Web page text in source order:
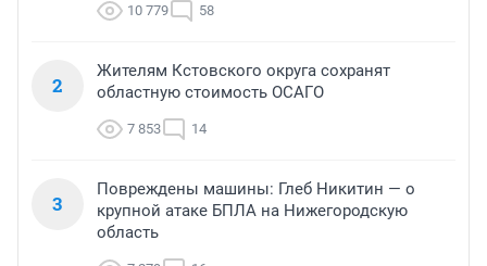
10 779 58
2
Жителям Кстовского округа сохранят
областную стоимость ОСАГО
7 853 14
3
Повреждены машины: Глеб Никитин — о
крупной атаке БПЛА на Нижегородскую
область